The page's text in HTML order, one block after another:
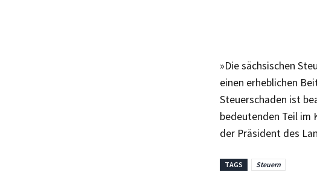
»Die sächsischen
einen erheblichen
Steuerschaden ist
bedeutenden Teil im
der Präsident des
TAGS Steuern